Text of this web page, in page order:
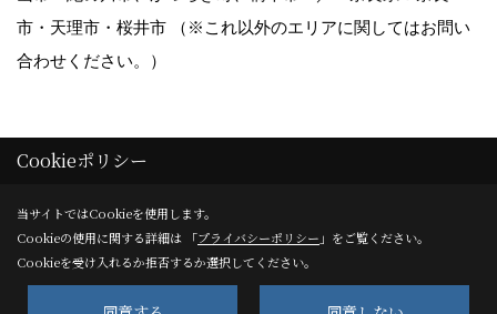
市・天理市・桜井市 （※これ以外のエリアに関してはお問い
合わせください。）
Copyright (c) vintage-homes. All Rights Reserved.
Produced byゴデスクリエイト
Cookieポリシー
当サイトではCookieを使用します。
Cookieの使用に関する詳細は 「プライバシーポリシー 」をご覧ください。
Cookieを受け入れるか拒否するか選択してください。